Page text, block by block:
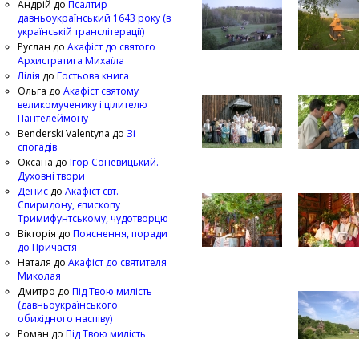
Андрій до Псалтир
давньоукраїнський 1643 року (в
українській транслітерації)
Руслан до Акафіст до святого
Архистратига Михаїла
Лілія до Гостьова книга
Ольга до Акафіст святому
великомученику і цілителю
Пантелеймону
Benderski Valentyna до Зі
спогадів
Оксана до Ігор Соневицький.
Духовні твори
Денис до Акафіст свт.
Спиридону, єпископу
Тримифунтському, чудотворцю
Вікторія до Пояснення, поради
до Причастя
Наталя до Акафіст до святителя
Миколая
Дмитро до Під Твою милість
(давньоукраїнського
обихідного наспіву)
Роман до Під Твою милість